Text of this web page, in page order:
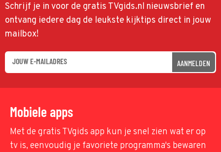
Schrijf je in voor de gratis TVgids.nl nieuwsbrief en
ontvang iedere dag de leukste kijktips direct in jouw
mailbox!
AANMELDEN
Mobiele apps
Met de gratis TVgids app kun je snel zien wat er op
tv is, eenvoudig je favoriete programma's bewaren